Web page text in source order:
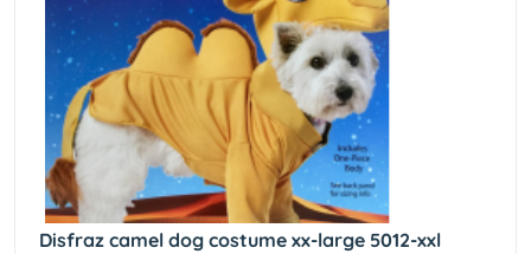
Disfraz camel dog costume xx-large 5012-xxl